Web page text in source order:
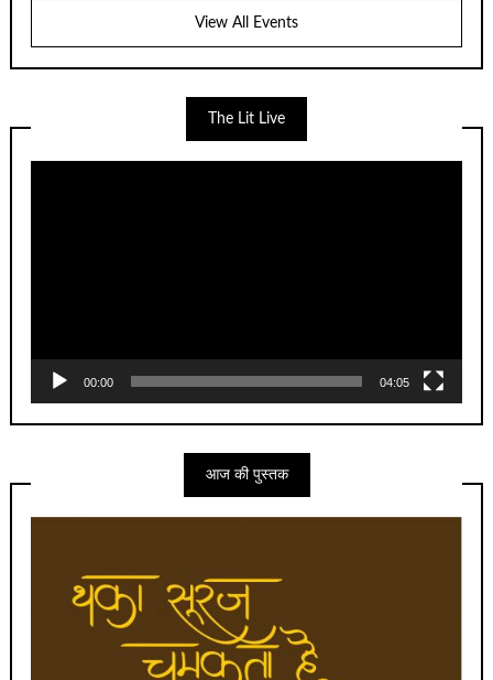
View All Events
The Lit Live
00:00 04:05
आज की पुस्तक